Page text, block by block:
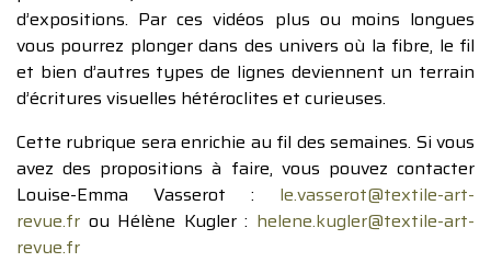
d’expositions. Par ces vidéos plus ou moins longues
vous pourrez plonger dans des univers où la fibre, le fil
et bien d’autres types de lignes deviennent un terrain
d’écritures visuelles hétéroclites et curieuses.
Cette rubrique sera enrichie au fil des semaines. Si vous
avez des propositions à faire, vous pouvez contacter
Louise-Emma Vasserot : le.vasserot@textile-art-
revue.fr ou Hélène Kugler : helene.kugler@textile-art-
revue.fr